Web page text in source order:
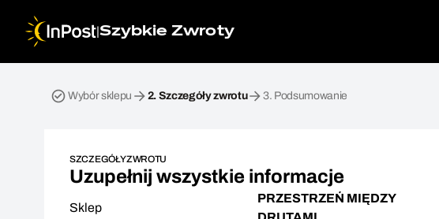
|Szybkie Zwroty
Wybór sklepu 2. Szczegóły zwrotu 3. Podsumowanie
SZCZEGÓŁY ZWROTU
Uzupełnij wszystkie informacje
Sklep
PRZESTRZEŃ MIĘDZY